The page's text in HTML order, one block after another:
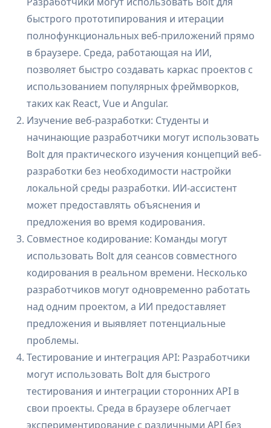
быстрого прототипирования и итерации
полнофункциональных веб-приложений прямо
в браузере. Среда, работающая на ИИ,
позволяет быстро создавать каркас проектов с
использованием популярных фреймворков,
таких как React, Vue и Angular.
Изучение веб-разработки: Студенты и
начинающие разработчики могут использовать
Bolt для практического изучения концепций веб-
разработки без необходимости настройки
локальной среды разработки. ИИ-ассистент
может предоставлять объяснения и
предложения во время кодирования.
Совместное кодирование: Команды могут
использовать Bolt для сеансов совместного
кодирования в реальном времени. Несколько
разработчиков могут одновременно работать
над одним проектом, а ИИ предоставляет
предложения и выявляет потенциальные
проблемы.
Тестирование и интеграция API: Разработчики
могут использовать Bolt для быстрого
тестирования и интеграции сторонних API в
свои проекты. Среда в браузере облегчает
экспериментирование с различными API без